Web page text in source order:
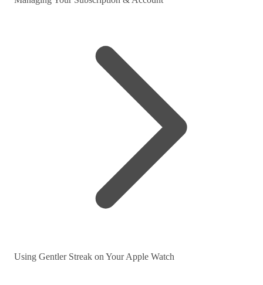
Using Gentler Streak on Your Apple Watch